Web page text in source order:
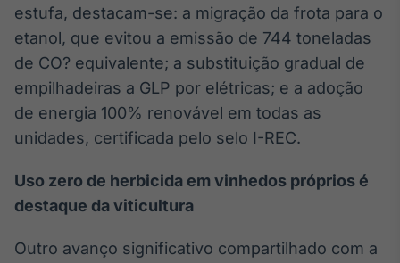
Tokenização
de ativos
Em breve
Em breve
estufa, destacam-se: a migração da frota para o
etanol, que evitou a emissão de 744 toneladas
de CO? equivalente; a substituição gradual de
empilhadeiras a GLP por elétricas; e a adoção
de energia 100% renovável em todas as
unidades, certificada pelo selo I-REC.
Uso zero de herbicida em vinhedos próprios é
destaque da viticultura
Outro avanço significativo compartilhado com a